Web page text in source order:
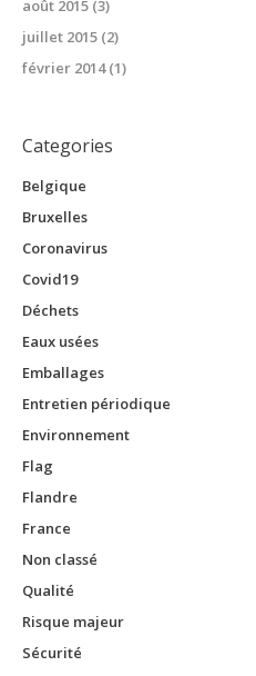
août 2015 (3)
juillet 2015 (2)
février 2014(1)
Categories
Belgique
Bruxelles
Coronavirus
Covid19
Déchets
Eaux usées
Emballages
Entretien périodique
Environnement
Flag
Flandre
France
Non classé
Qualité
Risque majeur
Sécurité